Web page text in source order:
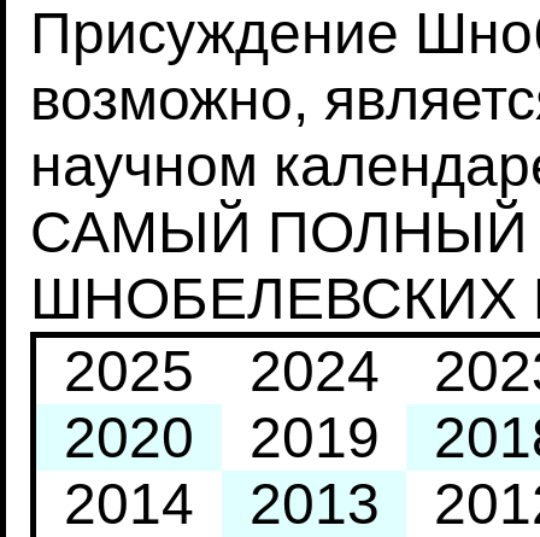
Присуждение
возможно,
научном
САМЫЙ ПОЛНЫЙ
ШНОБЕЛЕВСКИХ
2025
2024
2020
2019
2014
2013